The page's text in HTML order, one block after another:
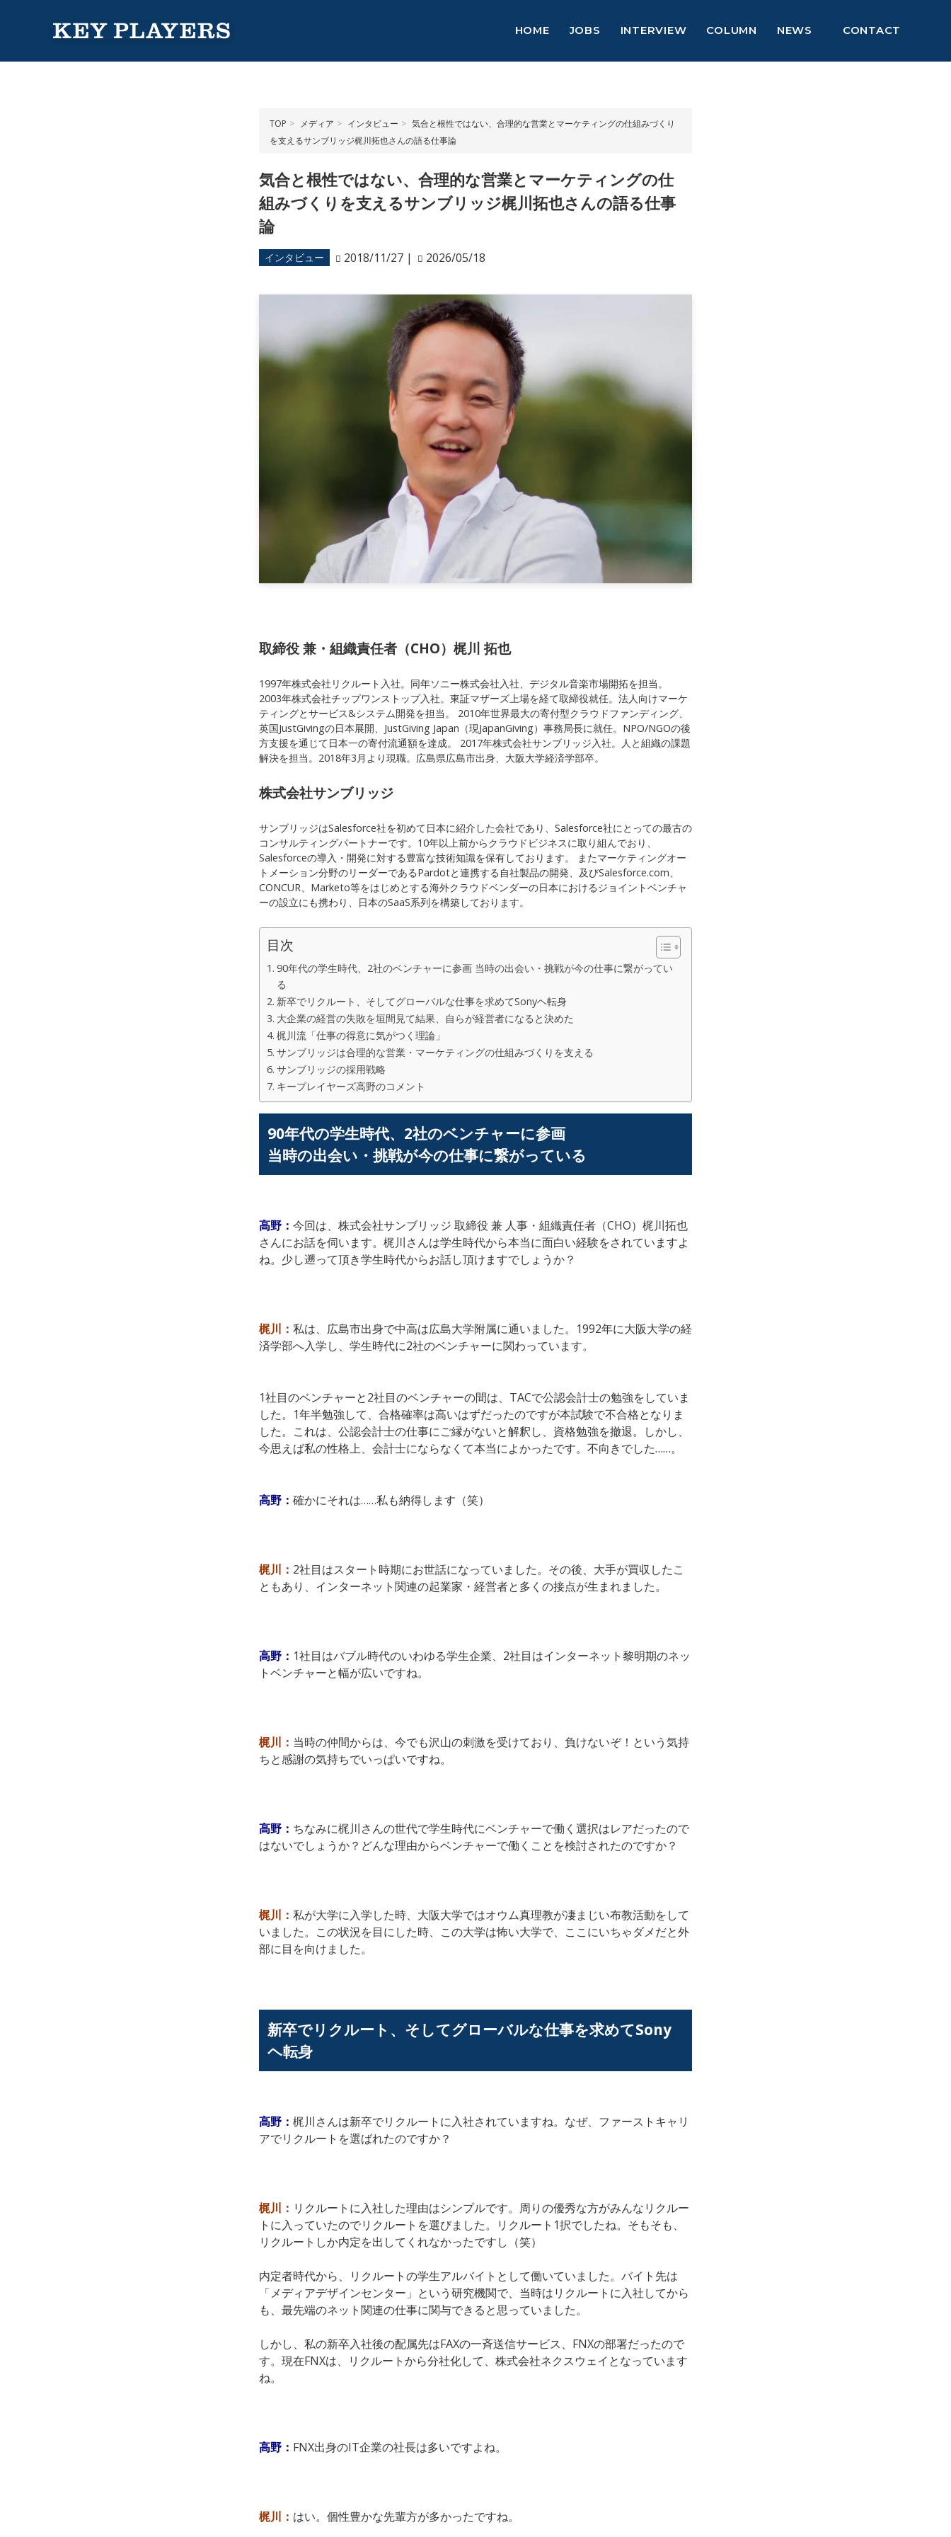
HOME JOBS INTERVIEW COLUMN NEWS CONTACT
TOP メディア インタビュー
気合と根性ではない、合理的な営業とマーケティングの仕組みづくり
を支えるサンブリッジ梶川拓也さんの語る仕事論
気合と根性ではない、合理的な営業とマーケティングの仕
組みづくりを支えるサンブリッジ梶川拓也さんの語る仕事
論
インタビュー 2018/11/27 | 2026/05/18
取締役 兼・組織責任者（CHO）梶川 拓也
1997年株式会社リクルート入社。同年ソニー株式会社入社、デジタル音楽市場開拓を担当。
2003年株式会社チップワンストップ入社。東証マザーズ上場を経て取締役就任。法人向けマーケ
ティングとサービス&システム開発を担当。 2010年世界最大の寄付型クラウドファンディング、
英国JustGivingの日本展開、JustGiving Japan（現JapanGiving）事務局長に就任。NPO/NGOの後
方支援を通じて日本一の寄付流通額を達成。 2017年株式会社サンブリッジ入社。人と組織の課題
解決を担当。2018年3月より現職。広島県広島市出身、大阪大学経済学部卒。
株式会社サンブリッジ
サンブリッジはSalesforce社を初めて日本に紹介した会社であり、Salesforce社にとっての最古の
コンサルティングパートナーです。10年以上前からクラウドビジネスに取り組んでおり、
Salesforceの導入・開発に対する豊富な技術知識を保有しております。 またマーケティングオー
トメーション分野のリーダーであるPardotと連携する自社製品の開発、及びSalesforce.com、
CONCUR、Marketo等をはじめとする海外クラウドベンダーの日本におけるジョイントベンチャ
ーの設立にも携わり、日本のSaaS系列を構築しております。
目次
90年代の学生時代、2社のベンチャーに参画 当時の出会い・挑戦が今の仕事に繋がってい
る
新卒でリクルート、そしてグローバルな仕事を求めてSonyヘ転身
大企業の経営の失敗を垣間見て結果、自らが経営者になると決めた
梶川流「仕事の得意に気がつく理論」
サンブリッジは合理的な営業・マーケティングの仕組みづくりを支える
サンブリッジの採用戦略
キープレイヤーズ高野のコメント
90年代の学生時代、2社のベンチャーに参画
当時の出会い・挑戦が今の仕事に繋がっている
高野： 今回は、株式会社サンブリッジ 取締役 兼 人事・組織責任者（CHO） 梶川拓也
さんにお話を伺います。梶川さんは学生時代から本当に面白い経験をされていますよ
ね。少し遡って頂き学生時代からお話し頂けますでしょうか？
梶川： 私は、広島市出身で中高は広島大学附属に通いました。1992年に大阪大学の経
済学部へ入学し、学生時代に2社のベンチャーに関わっています。
1社目のベンチャーと2社目のベンチャーの間は、TACで公認会計士の勉強をしていま
した。1年半勉強して、合格確率は高いはずだったのですが本試験で不合格となりま
した。これは、公認会計士の仕事にご縁がないと解釈し、資格勉強を撤退。しかし、
今思えば私の性格上、会計士にならなくて本当によかったです。不向きでした……。
高野： 確かにそれは……私も納得します（笑）
梶川： 2社目はスタート時期にお世話になっていました。その後、大手が買収したこ
ともあり、インターネット関連の起業家・経営者と多くの接点が生まれました。
高野： 1社目はバブル時代のいわゆる学生企業、2社目はインターネット黎明期のネッ
トベンチャーと幅が広いですね。
梶川： 当時の仲間からは、今でも沢山の刺激を受けており、負けないぞ！という気持
ちと感謝の気持ちでいっぱいですね。
高野： ちなみに梶川さんの世代で学生時代にベンチャーで働く選択はレアだったので
はないでしょうか？どんな理由からベンチャーで働くことを検討されたのですか？
梶川： 私が大学に入学した時、大阪大学ではオウム真理教が凄まじい布教活動をして
いました。この状況を目にした時、この大学は怖い大学で、ここにいちゃダメだと外
部に目を向けました。
新卒でリクルート、そしてグローバルな仕事を求めてSony
ヘ転身
高野： 梶川さんは新卒でリクルートに入社されていますね。なぜ、ファーストキャリ
アでリクルートを選ばれたのですか？
梶川： リクルートに入社した理由はシンプルです。周りの優秀な方がみんなリクルー
トに入っていたのでリクルートを選びました。リクルート1択でしたね。そもそも、
リクルートしか内定を出してくれなかったですし（笑）
内定者時代から、リクルートの学生アルバイトとして働いていました。バイト先は
「メディアデザインセンター」という研究機関で、当時はリクルートに入社してから
も、最先端のネット関連の仕事に関与できると思っていました。
しかし、私の新卒入社後の配属先はFAXの一斉送信サービス、FNXの部署だったので
す。現在FNXは、リクルートから分社化して、株式会社ネクスウェイとなっています
ね。
高野： FNX出身のIT企業の社長は多いですよね。
梶川： はい。個性豊かな先輩方が多かったですね。